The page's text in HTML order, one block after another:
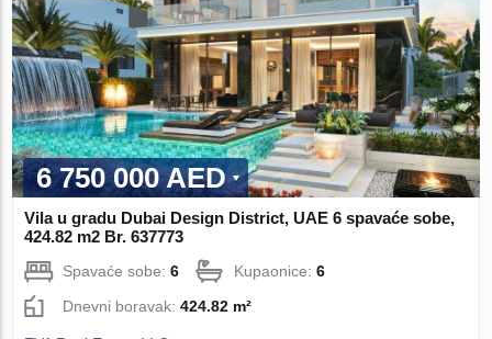
6 750 000 AED
Vila u gradu Dubai Design District, UAE 6 spavaće sobe,
424.82 m2 Br. 637773
Spavaće sobe:6 Kupaonice:6
Dnevni boravak:424.82 m²